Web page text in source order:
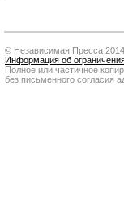
© Независимая Пресса
Информация об
Полное или частичное
без письменного согласия